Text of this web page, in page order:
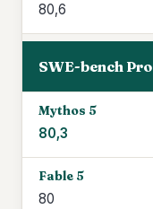
80,6
SWE-bench Pro
80,3
80